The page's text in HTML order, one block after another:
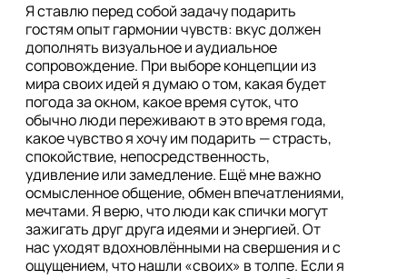
Я ставлю перед собой задачу подарить
гостям опыт гармонии чувств: вкус должен
дополнять визуальное и аудиальное
сопровождение. При выборе концепции из
мира своих идей я думаю о том, какая будет
погода за окном, какое время суток, что
обычно люди переживают в это время года,
какое чувство я хочу им подарить — страсть,
спокойствие, непосредственность,
удивление или замедление. Ещё мне важно
осмысленное общение, обмен впечатлениями,
мечтами. Я верю, что люди как спички могут
зажигать друг друга идеями и энергией. От
нас уходят вдохновлёнными на свершения и с
ощущением, что нашли «своих» в толпе. Если я